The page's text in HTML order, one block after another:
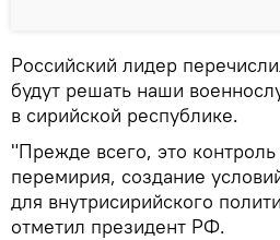
Российский лидер
будут решать наши
в сирийской республике.
"Прежде всего, это
перемирия, создание
для внутрисирийского
отметил президент РФ.